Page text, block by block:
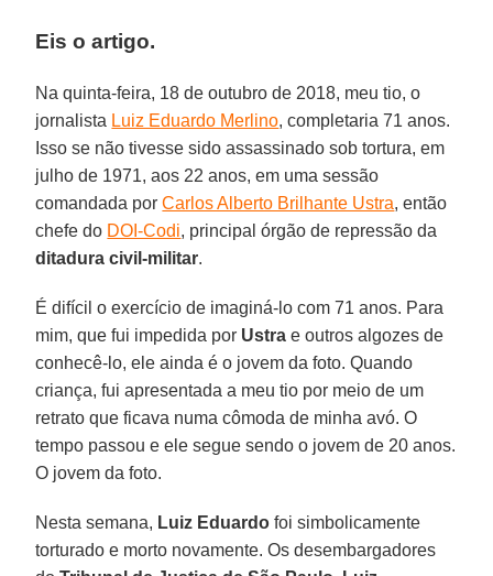
Eis o artigo.
Na quinta-feira, 18 de outubro de 2018, meu tio, o
jornalista Luiz Eduardo Merlino, completaria 71 anos.
Isso se não tivesse sido assassinado sob tortura, em
julho de 1971, aos 22 anos, em uma sessão
comandada porCarlos Alberto Brilhante Ustra, então
chefe do DOI-Codi, principal órgão de repressão da
ditadura civil-militar.
É difícil o exercício de imaginá-lo com 71 anos. Para
mim, que fui impedida por Ustra e outros algozes de
conhecê-lo, ele ainda é o jovem da foto. Quando
criança, fui apresentada a meu tio por meio de um
retrato que ficava numa cômoda de minha avó. O
tempo passou e ele segue sendo o jovem de 20 anos.
O jovem da foto.
Nesta semana, Luiz Eduardo foi simbolicamente
torturado e morto novamente. Os desembargadores